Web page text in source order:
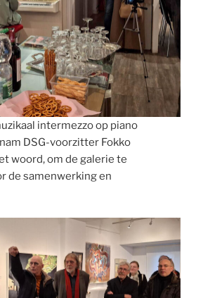
intermezzo op piano
DSG-voorzitter Fokko
woord, om de galerie te
de samenwerking en